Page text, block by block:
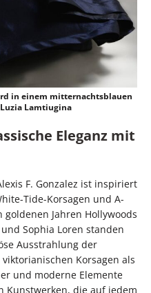
in einem mitternachtsblauen
Lamtiugina
Eleganz mit
F. Gonzalez ist inspiriert
Tide-Korsagen und A-
Jahren Hollywoods
Sophia Loren standen
Ausstrahlung der
Korsagen als
und moderne Elemente
Kunstwerken, die auf jedem